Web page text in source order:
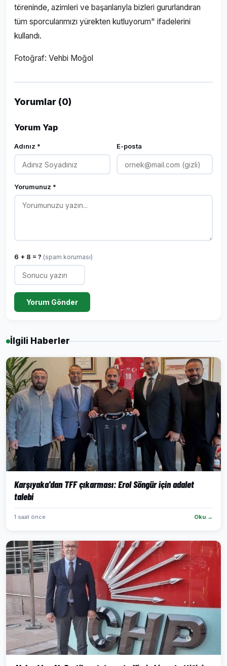
töreninde, azimleri ve başarılarıyla bizleri gururlandıran
tüm sporcularımızı yürekten kutluyorum" ifadelerini
kullandı.
Fotoğraf: Vehbi Moğol
Yorumlar (0)
Yorum Yap
Adınız * E-posta
Yorumunuz *
6 + 8 = ? (spam koruması)
Yorum Gönder
İlgili Haberler
Karşıyaka'dan TFF çıkarması: Erol Söngür için adalet
talebi
1 saat önce Oku →